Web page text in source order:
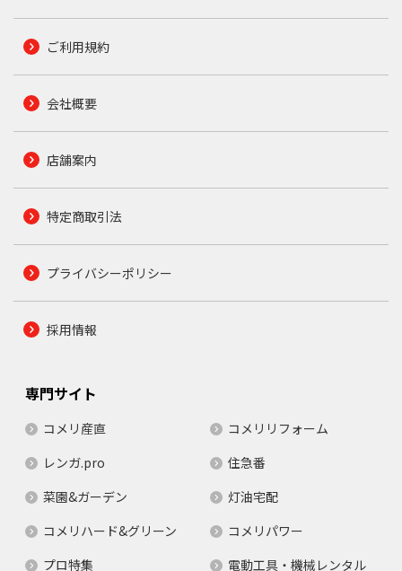
ご利用規約
会社概要
店舗案内
特定商取引法
プライバシーポリシー
採用情報
専門サイト
コメリ産直
コメリリフォーム
レンガ.pro
住急番
菜園&ガーデン
灯油宅配
コメリハード&グリーン
コメリパワー
プロ特集
電動工具・機械レンタル